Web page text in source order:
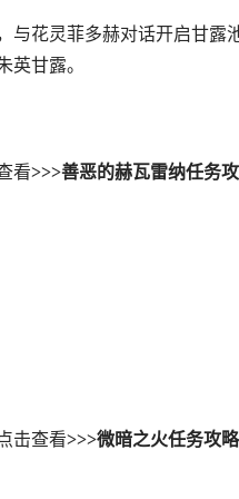
与花灵菲多赫对话开启甘露
英甘露。
看>>>善恶的赫瓦雷纳任务
击查看>>>微暗之火任务攻